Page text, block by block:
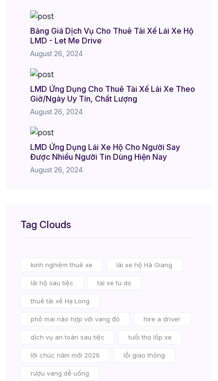
Bảng Giá Dịch Vụ Cho Thuê Tài Xế Lái Xe Hộ
LMD - Let Me Drive
August 26, 2024
LMD Ứng Dụng Cho Thuê Tài Xế Lái Xe Theo
Giờ/Ngày Uy Tín, Chất Lượng
August 26, 2024
LMD Ứng Dụng Lái Xe Hộ Cho Người Say
Được Nhiều Người Tin Dùng Hiện Nay
August 26, 2024
Tag Clouds
kinh nghiệm thuê xe lái xe hộ Hà Giang
lái hộ sau tiệc tai xe tu do
thuê tài xế Hạ Long
phô mai nào hợp với vang đỏ hire a driver
dịch vụ an toàn sau tiệc tuổi thọ lốp xe
lời chúc năm mới 2026 lỗi giao thông
rượu vang dễ uống